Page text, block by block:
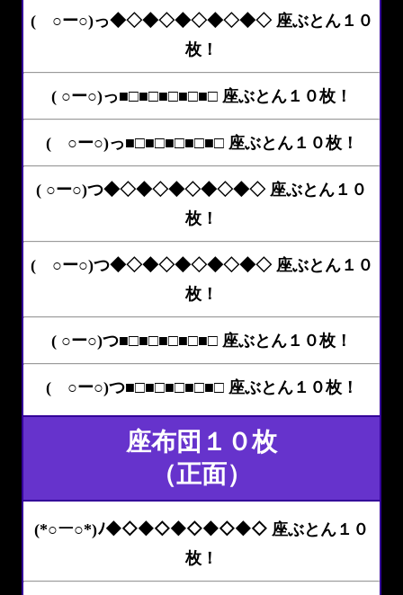
( ○ー○)っ◆◇◆◇◆◇◆◇◆◇ 座ぶとん１０
枚！
( ○ー○)っ■□■□■□■□■□ 座ぶとん１０枚！
( ○ー○)っ■□■□■□■□■□ 座ぶとん１０枚！
( ○ー○)つ◆◇◆◇◆◇◆◇◆◇ 座ぶとん１０
枚！
( ○ー○)つ◆◇◆◇◆◇◆◇◆◇ 座ぶとん１０
枚！
( ○ー○)つ■□■□■□■□■□ 座ぶとん１０枚！
( ○ー○)つ■□■□■□■□■□ 座ぶとん１０枚！
座布団１０枚
（正面）
(*○ー○*)ﾉ◆◇◆◇◆◇◆◇◆◇ 座ぶとん１０
枚！